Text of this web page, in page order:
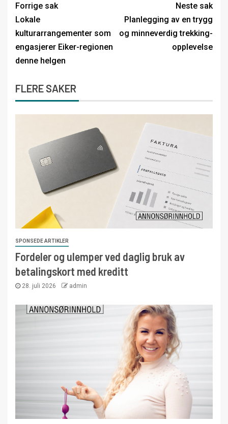
Forrige sak
Lokale
kulturarrangementer som
engasjerer Eiker-regionen
denne helgen
Neste sak
Planlegging av en trygg
og minneverdig trekking-
opplevelse
FLERE SAKER
SPONSEDE ARTIKLER
Fordeler og ulemper ved daglig bruk av
betalingskort med kreditt
28. juli 2026 admin